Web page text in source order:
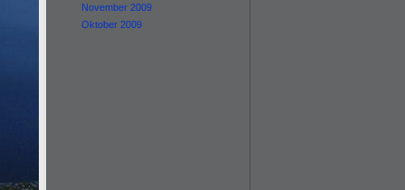
November 2009
Oktober 2009